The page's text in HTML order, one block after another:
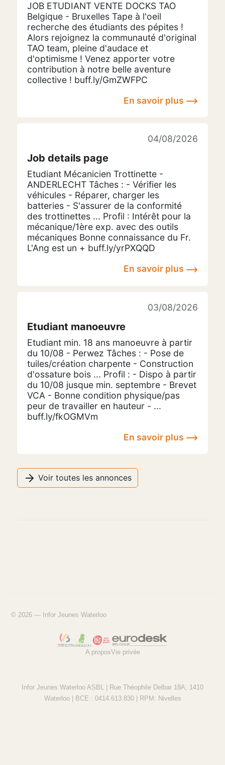
JOB ETUDIANT VENTE DOCKS TAO
Belgique - Bruxelles Tape à l'oeil
recherche des étudiants des pépites !
Alors rejoignez la communauté d'original
TAO team, pleine d'audace et
d'optimisme ! Venez apporter votre
contribution à notre belle aventure
collective ! buff.ly/GmZWFPC
En savoir plus
04/08/2026
Job details page
Etudiant Mécanicien Trottinette -
ANDERLECHT Tâches : - Vérifier les
véhicules - Réparer, charger les
batteries - S'assurer de la conformité
des trottinettes ... Profil : Intérêt pour la
mécanique/1ère exp. avec des outils
mécaniques Bonne connaissance du Fr.
L'Ang est un + buff.ly/yrPXQQD
En savoir plus
03/08/2026
Etudiant manoeuvre
Etudiant min. 18 ans manoeuvre à partir
du 10/08 - Perwez Tâches : - Pose de
tuiles/création charpente - Construction
d'ossature bois ... Profil : - Dispo à partir
du 10/08 jusque min. septembre - Brevet
VCA - Bonne condition physique/pas
peur de travailler en hauteur - ...
buff.ly/fkOGMVm
En savoir plus
Voir toutes les annonces
© 2026 — Infor Jeunes Waterloo
A proposVie privée
Infor Jeunes Waterloo ASBL | Rue Théophile Delbar 18A, 1410
Waterloo | BCE : 0414.613.830 | RPM: Nivelles